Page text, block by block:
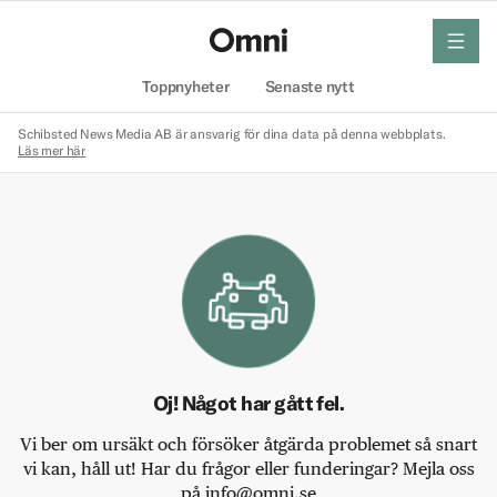
Toppnyheter Senaste nytt
meny
Schibsted News Media AB är ansvarig för dina data på denna webbplats.
Läs mer här
Oj! Något har gått fel.
Vi ber om ursäkt och försöker åtgärda problemet så snart
vi kan, håll ut! Har du frågor eller funderingar? Mejla oss